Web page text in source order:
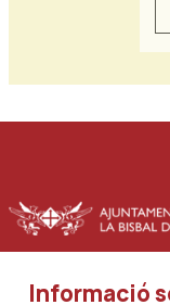
Informació